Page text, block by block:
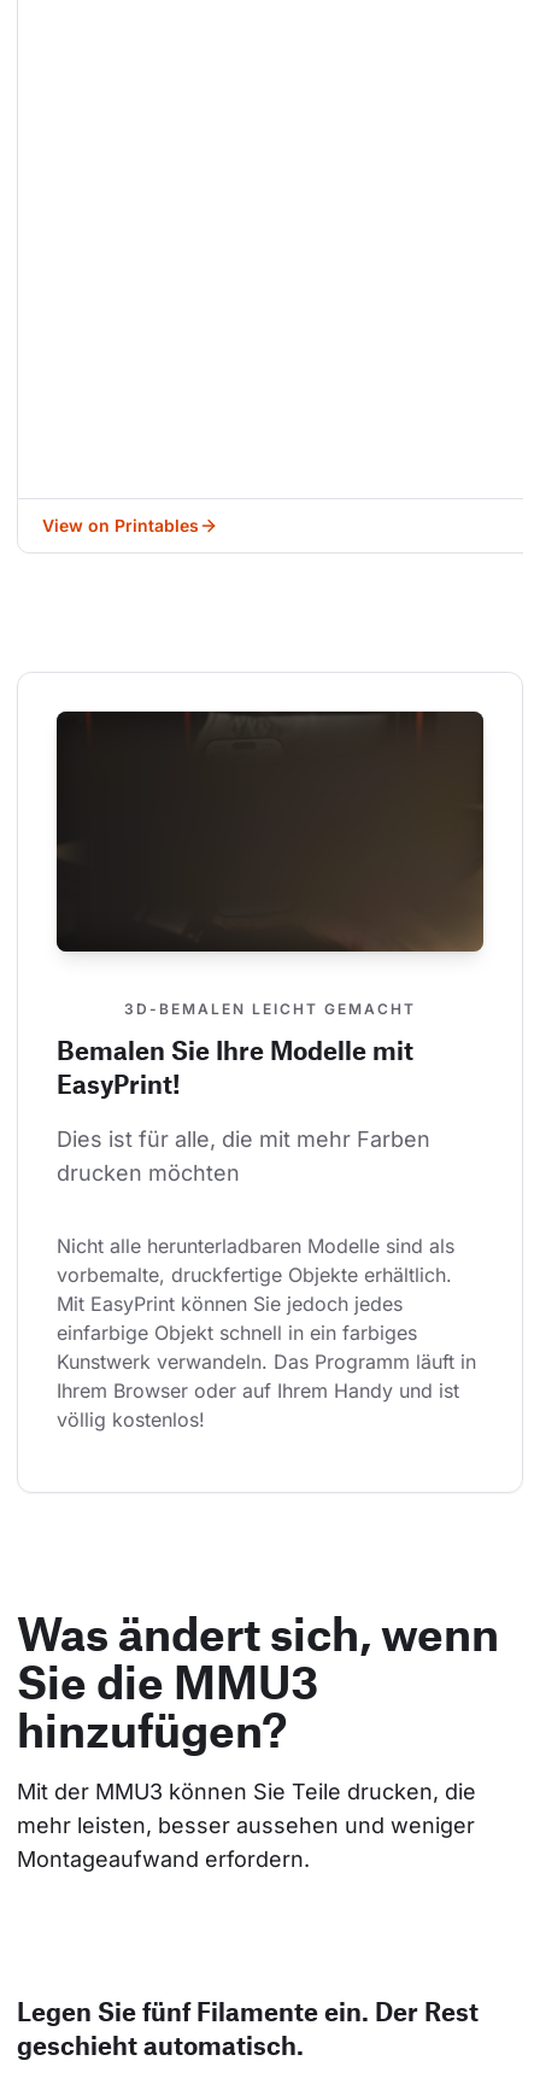
View on Printables
3D-BEMALEN LEICHT GEMACHT
Bemalen Sie Ihre Modelle mit
EasyPrint!
Dies ist für alle, die mit mehr Farben
drucken möchten
Nicht alle herunterladbaren Modelle sind als
vorbemalte, druckfertige Objekte erhältlich.
Mit EasyPrint können Sie jedoch jedes
einfarbige Objekt schnell in ein farbiges
Kunstwerk verwandeln. Das Programm läuft in
Ihrem Browser oder auf Ihrem Handy und ist
völlig kostenlos!
Was ändert sich, wenn
Sie die MMU3
hinzufügen?
Mit der MMU3 können Sie Teile drucken, die
mehr leisten, besser aussehen und weniger
Montageaufwand erfordern.
Legen Sie fünf Filamente ein. Der Rest
geschieht automatisch.